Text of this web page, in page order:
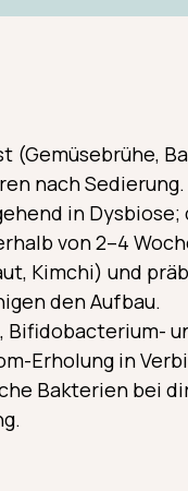
(Gemüsebrühe,
nach Sedierung.
in
von 2–4
Kimchi) und
den Aufbau.
Erholung in
Bakterien bei